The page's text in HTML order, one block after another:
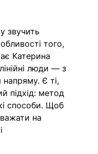
звучить
того,
Катерина
люди — з
Є ті,
підхід: метод
способи. Щоб
на